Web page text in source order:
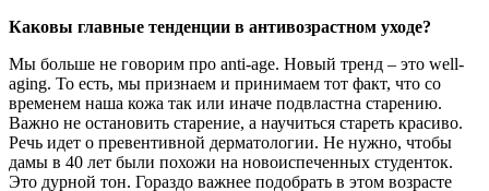
Каковы главные тенденции в антивозрастном уходе?
Мы больше не говорим про anti-age. Новый тренд – это well-
aging. То есть, мы признаем и принимаем тот факт, что со
временем наша кожа так или иначе подвластна старению.
Важно не остановить старение, а научиться стареть красиво.
Речь идет о превентивной дерматологии. Не нужно, чтобы
дамы в 40 лет были похожи на новоиспеченных студенток.
Это дурной тон. Гораздо важнее подобрать в этом возрасте